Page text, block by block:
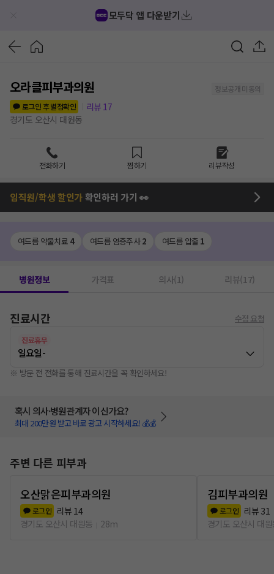
모두닥 앱 다운받기
오라클피부과의원
정보공개 미동의
로그인 후 별점확인
리뷰 17
경기도 오산시 대원동
전화하기 찜하기 리뷰작성
임직원/학생 할인가확인하러 가기 👀
여드름 약물치료 4 여드름 염증주사2 여드름 압출 1
병원정보 가격표 의사(1) 리뷰(17)
진료시간 수정 요청
진료휴무
일요일-
※ 방문 전 전화를 통해 진료시간을 꼭 확인하세요!
혹시 의사·병원관계자 이신가요?
최대 200만원 받고 바로 광고 시작하세요! 💰💰
주변 다른 피부과
오산맑은피부과의원
로그인 리뷰 14
경기도 오산시 대원동
28m
김피부과의원
로그인 리뷰 31
경기도 오산시 대